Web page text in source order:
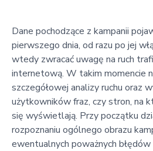
Dane pochodzące z kampanii
pierwszego dnia, od razu po jej
wtedy zwracać uwagę na ruch
internetową. W takim momencie
szczegółowej analizy ruchu oraz
użytkowników fraz, czy stron, na
się wyświetlają. Przy początku
rozpoznaniu ogólnego obrazu
ewentualnych poważnych